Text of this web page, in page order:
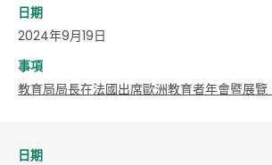
日期
2024年9月19日
事項
教育局局長在法國出席歐洲教育者年會暨展覽
日期